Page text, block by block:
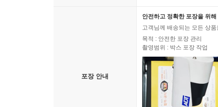
포장 안내
안전하고 정확한 포장을 위
고객님께 배송되는 모든 상
목적 : 안전한 포장 관리
촬영범위 : 박스 포장 작업